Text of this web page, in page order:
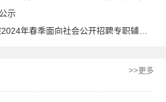
示
面向社会公开招聘专职辅导员拟录用人员名单公示
>>更多